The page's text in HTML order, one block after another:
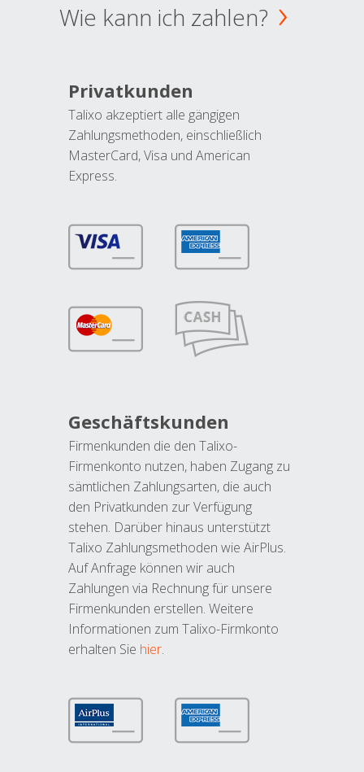
Wie kann ich zahlen?
Privatkunden
Talixo akzeptiert alle gängigen
Zahlungsmethoden, einschließlich
MasterCard, Visa und American
Express.
Geschäftskunden
Firmenkunden die den Talixo-
Firmenkonto nutzen, haben Zugang zu
sämtlichen Zahlungsarten, die auch
den Privatkunden zur Verfügung
stehen. Darüber hinaus unterstützt
Talixo Zahlungsmethoden wie AirPlus.
Auf Anfrage können wir auch
Zahlungen via Rechnung für unsere
Firmenkunden erstellen. Weitere
Informationen zum Talixo-Firmkonto
erhalten Sie hier.